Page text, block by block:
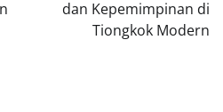
dan Kepemimpinan di
Tiongkok Modern